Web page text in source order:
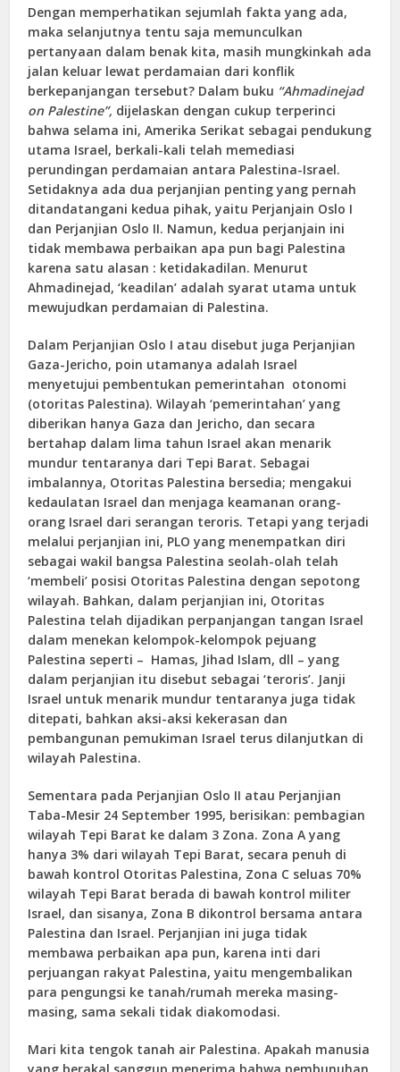
Dengan memperhatikan sejumlah fakta yang ada,
maka selanjutnya tentu saja memunculkan
pertanyaan dalam benak kita, masih mungkinkah ada
jalan keluar lewat perdamaian dari konflik
berkepanjangan tersebut? Dalam buku “Ahmadinejad
on Palestine”, dijelaskan dengan cukup terperinci
bahwa selama ini, Amerika Serikat sebagai pendukung
utama Israel, berkali-kali telah memediasi
perundingan perdamaian antara Palestina-Israel.
Setidaknya ada dua perjanjian penting yang pernah
ditandatangani kedua pihak, yaitu Perjanjain Oslo I
dan Perjanjian Oslo II. Namun, kedua perjanjain ini
tidak membawa perbaikan apa pun bagi Palestina
karena satu alasan : ketidakadilan. Menurut
Ahmadinejad, ‘keadilan’ adalah syarat utama untuk
mewujudkan perdamaian di Palestina.
Dalam Perjanjian Oslo I atau disebut juga Perjanjian
Gaza-Jericho, poin utamanya adalah Israel
menyetujui pembentukan pemerintahan otonomi
(otoritas Palestina). Wilayah ‘pemerintahan’ yang
diberikan hanya Gaza dan Jericho, dan secara
bertahap dalam lima tahun Israel akan menarik
mundur tentaranya dari Tepi Barat. Sebagai
imbalannya, Otoritas Palestina bersedia; mengakui
kedaulatan Israel dan menjaga keamanan orang-
orang Israel dari serangan teroris. Tetapi yang terjadi
melalui perjanjian ini, PLO yang menempatkan diri
sebagai wakil bangsa Palestina seolah-olah telah
‘membeli’ posisi Otoritas Palestina dengan sepotong
wilayah. Bahkan, dalam perjanjian ini, Otoritas
Palestina telah dijadikan perpanjangan tangan Israel
dalam menekan kelompok-kelompok pejuang
Palestina seperti – Hamas, Jihad Islam, dll – yang
dalam perjanjian itu disebut sebagai ‘teroris’. Janji
Israel untuk menarik mundur tentaranya juga tidak
ditepati, bahkan aksi-aksi kekerasan dan
pembangunan pemukiman Israel terus dilanjutkan di
wilayah Palestina.
Sementara pada Perjanjian Oslo II atau Perjanjian
Taba-Mesir 24 September 1995, berisikan: pembagian
wilayah Tepi Barat ke dalam 3 Zona. Zona A yang
hanya 3% dari wilayah Tepi Barat, secara penuh di
bawah kontrol Otoritas Palestina, Zona C seluas 70%
wilayah Tepi Barat berada di bawah kontrol militer
Israel, dan sisanya, Zona B dikontrol bersama antara
Palestina dan Israel. Perjanjian ini juga tidak
membawa perbaikan apa pun, karena inti dari
perjuangan rakyat Palestina, yaitu mengembalikan
para pengungsi ke tanah/rumah mereka masing-
masing, sama sekali tidak diakomodasi.
Mari kita tengok tanah air Palestina. Apakah manusia